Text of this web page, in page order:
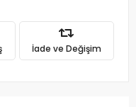
İade ve Değişim